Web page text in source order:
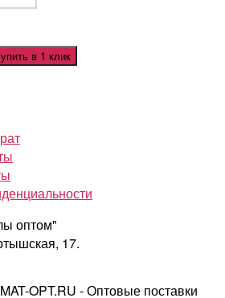
в 1 клик
оптом"
17.
OPT.RU - Оптовые поставки